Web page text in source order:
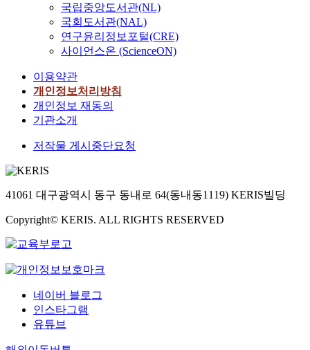
국립중앙도서관(NL)
국회도서관(NAL)
연구윤리정보포털(CRE)
사이언스온 (ScienceON)
이용약관
개인정보처리방침
개인정보 재동의
기관소개
저작물 게시중단요청
41061 대구광역시 동구 동내로 64(동내동1119) KERIS빌딩
Copyright© KERIS. ALL RIGHTS RESERVED
네이버 블로그
인스타그램
유튜브